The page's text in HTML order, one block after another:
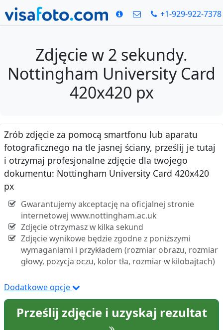
+1-929-922-7378
Zdjęcie w 2 sekundy.
Nottingham University Card
420x420 px
Zrób zdjęcie za pomocą smartfonu lub aparatu
fotograficznego na tle jasnej ściany, prześlij je tutaj
i otrzymaj profesjonalne zdjęcie dla twojego
dokumentu: Nottingham University Card 420x420
px
Gwarantujemy akceptację na oficjalnej stronie
internetowej www.nottingham.ac.uk
Zdjęcie otrzymasz w kilka sekund
Zdjęcie wynikowe będzie zgodne z poniższymi
wymaganiami i przykładem (rozmiar obrazu, rozmiar
głowy, pozycja oczu, kolor tła, rozmiar w kilobajtach)
Dodatkowe opcje
Prześlij zdjęcie i uzyskaj rezultat